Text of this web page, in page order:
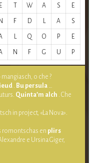
E W A S E
N F D L A S
L Q O P E
N F G U P
o che ?
. Bu persula …
Quinta’m alch . Che
in project, «La Nova».
romontschas en plirs
e Ursina Giger,